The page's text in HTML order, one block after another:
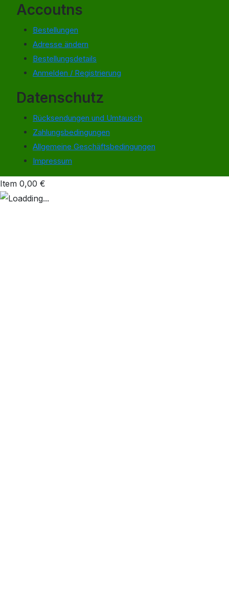
Accoutns
Bestellungen
Adresse ändern
Bestellungsdetails
Anmelden / Registrierung
Datenschutz
Rücksendungen und Umtausch
Zahlungsbedingungen
Allgemeine Geschäftsbedingungen
Impressum
Item 0,00 €